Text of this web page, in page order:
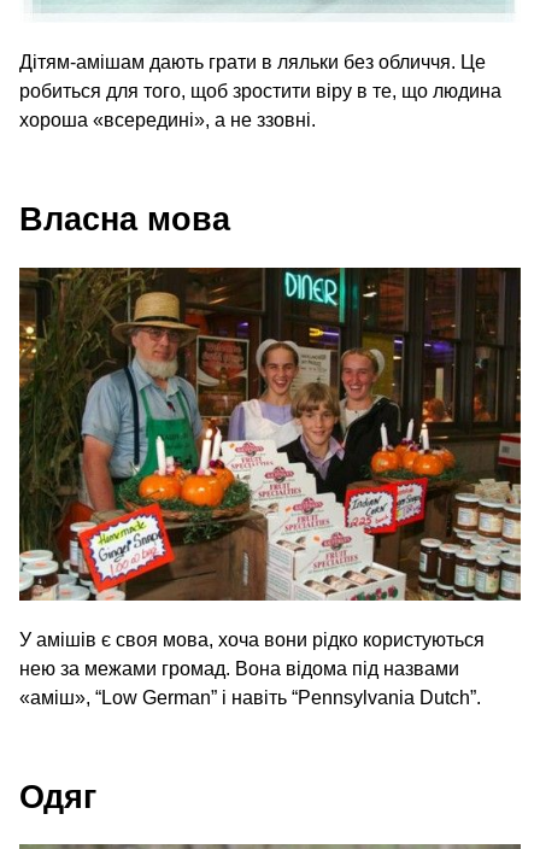
Дітям-амішам дають грати в ляльки без обличчя. Це
робиться для того, щоб зростити віру в те, що людина
хороша «всередині», а не ззовні.
Власна мова
У амішів є своя мова, хоча вони рідко користуються
нею за межами громад. Вона відома під назвами
«аміш», “Low German” і навіть “Pennsylvania Dutch”.
Одяг